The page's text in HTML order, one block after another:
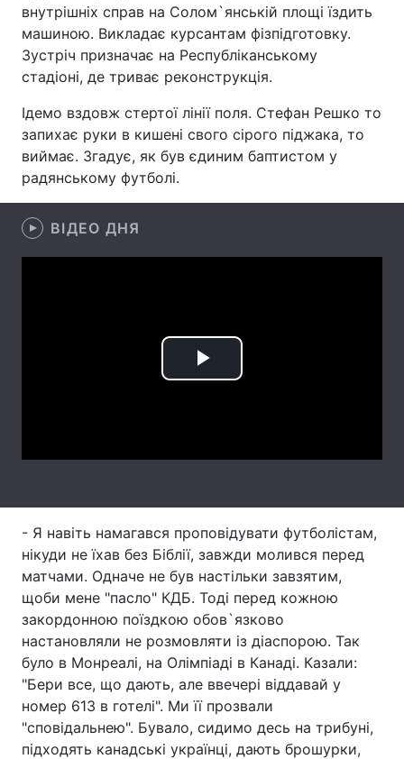
Головна
Україна Політика
Наука
Лайт
Здоров'я Туризм
Екологія Регіони
Лонгріди
Відео з Youtube Статті
Інтерв'ю Думки
Архів Вакансії
Контакти
внутрішніх справ на Солом`янській площі їздить
машиною. Викладає курсантам фізпідготовку.
Зустріч призначає на Республіканському
стадіоні, де триває реконструкція.
Ідемо вздовж стертої лінії поля. Стефан Решко то
запихає руки в кишені свого сірого піджака, то
виймає. Згадує, як був єдиним баптистом у
радянському футболі.
ВІДЕО ДНЯ
Play
- Я навіть намагався проповідувати футболістам,
нікуди не їхав без Біблії, завжди молився перед
матчами. Одначе не був настільки завзятим,
щоби мене "пасло" КДБ. Тоді перед кожною
закордонною поїздкою обов`язково
настановляли не розмовляти із діаспорою. Так
було в Монреалі, на Олімпіаді в Канаді. Казали:
"Бери все, що дають, але ввечері віддавай у
номер 613 в готелі". Ми її прозвали
"сповідальнею". Бувало, сидимо десь на трибуні,
підходять канадські українці, дають брошурки,